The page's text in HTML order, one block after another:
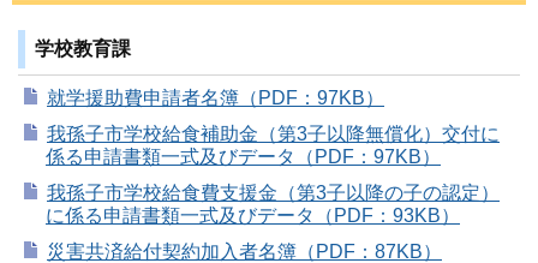
学校教育課
就学援助費申請者名簿（PDF：97KB）
我孫子市学校給食補助金（第3子以降無償化）交付に
係る申請書類一式及びデータ（PDF：97KB）
我孫子市学校給食費支援金（第3子以降の子の認定）
に係る申請書類一式及びデータ（PDF：93KB）
災害共済給付契約加入者名簿（PDF：87KB）